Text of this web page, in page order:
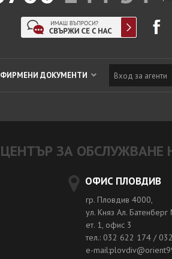
ФИРМЕНИ ДОКУМЕНТИ Вход за агенти
ЦЕНТЪР ЗА ОБСЛУЖВАНЕ
ОФИС ПЛОВДИВ
гр. Пловдив 4000,
ул. Княз Ал.
ет. 1, офис 3
тел.: 032 622 174 /
e-